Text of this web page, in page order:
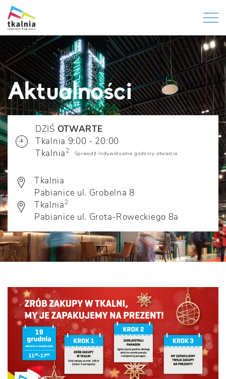
Aktualności
DZIŚ OTWARTE
Tkalnia 9:00 - 20:00
Tkalnia2 Sprawdź indywidualne godziny otwarcia
Tkalnia
Pabianice ul. Grobelna 8
Tkalnia2
Pabianice ul. Grota-Roweckiego 8a